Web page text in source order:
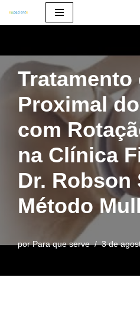
o
conteúdo
Tratamento
Proximal
com
na Clínica
Dr. Robson
Método
porPara que serve 3 de